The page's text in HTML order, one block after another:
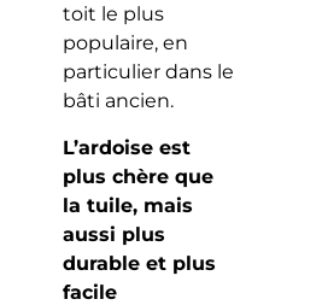
toit le plus
populaire, en
particulier dans le
bâti ancien.
L’ardoise est
plus chère que
la tuile, mais
aussi plus
durable et plus
facile